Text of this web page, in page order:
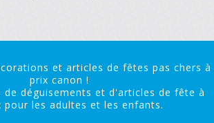
et articles de fêtes pas chers à
prix canon !
de déguisements et d'articles de fête à
pour les adultes et les enfants.